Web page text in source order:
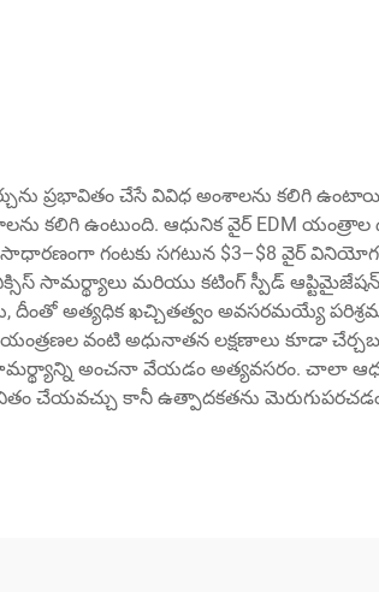
ప్రభావితం చేసే వివిధ అంశాలను కలిగి
కలిగి ఉంటుంది. ఆధునిక వైర్ EDM యంత్రాల
గంటకు సగటున $3–$8 వైర్
సామర్థ్యాలు మరియు కటింగ్ స్పీడ్ ఆప్టిమైజేషన్
దీంతో అత్యధిక ఖచ్చితత్వం అవసరమయ్యే
వంటి అధునాతన లక్షణాలు కూడా
సామర్థ్యాన్ని అంచనా వేయడం అత్యవసరం. చాలా
చేయవచ్చు కానీ ఉత్పాదకతను